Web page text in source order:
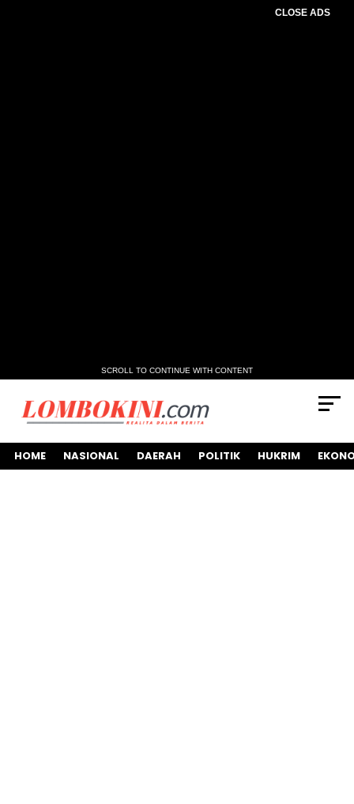
CLOSE ADS
SCROLL TO CONTINUE WITH CONTENT
HOME NASIONAL DAERAH POLITIK HUKRIM